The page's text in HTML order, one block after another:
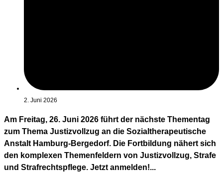
2. Juni 2026
Am Freitag, 26. Juni 2026 führt der nächste Thementag
zum Thema Justizvollzug an die Sozialtherapeutische
Anstalt Hamburg-Bergedorf. Die Fortbildung nähert sich
den komplexen Themenfeldern von Justizvollzug, Strafe
und Strafrechtspflege. Jetzt anmelden!...